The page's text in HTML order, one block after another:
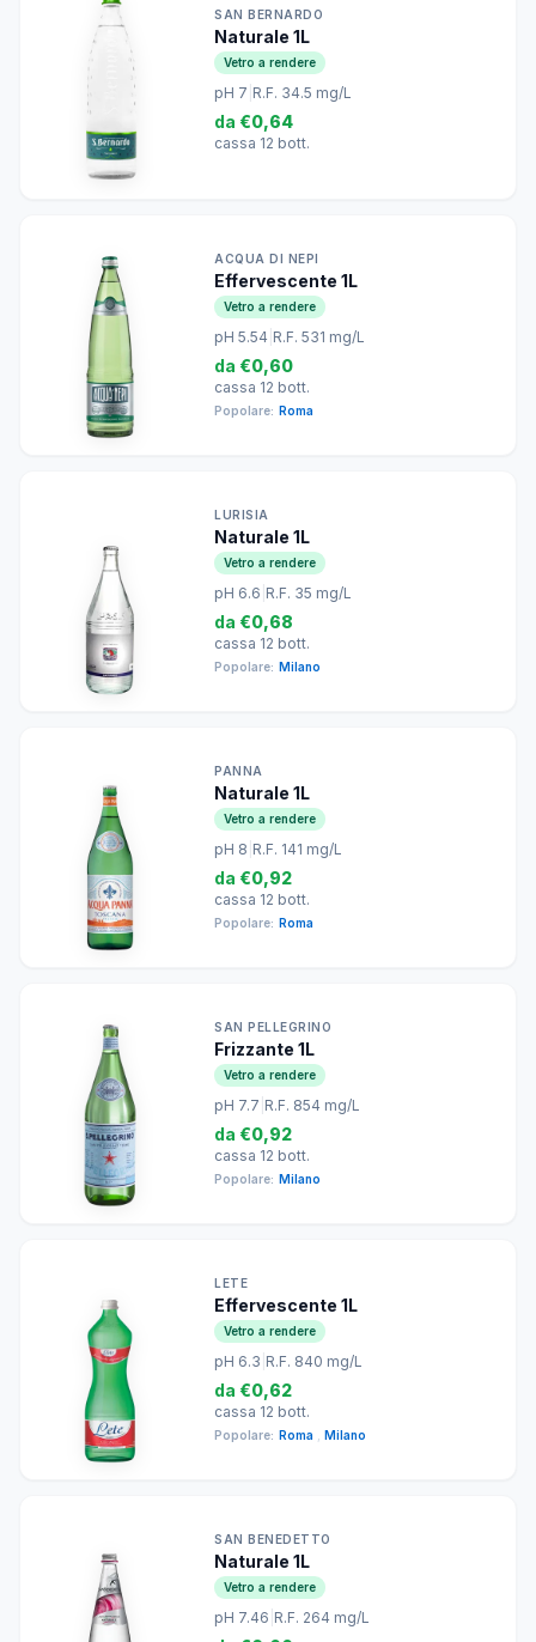
SAN BERNARDO
Naturale 1L
Vetro a rendere
pH 7 R.F. 34.5 mg/L
da €0,64
cassa 12 bott.
ACQUA DI NEPI
Effervescente 1L
Vetro a rendere
pH 5.54 R.F. 531 mg/L
da €0,60
cassa 12 bott.
Popolare: Roma
LURISIA
Naturale 1L
Vetro a rendere
pH 6.6 R.F. 35 mg/L
da €0,68
cassa 12 bott.
Popolare: Milano
PANNA
Naturale 1L
Vetro a rendere
pH 8 R.F. 141 mg/L
da €0,92
cassa 12 bott.
Popolare: Roma
SAN PELLEGRINO
Frizzante 1L
Vetro a rendere
pH 7.7 R.F. 854 mg/L
da €0,92
cassa 12 bott.
Popolare: Milano
LETE
Effervescente 1L
Vetro a rendere
pH 6.3 R.F. 840 mg/L
da €0,62
cassa 12 bott.
Popolare: Roma Milano
SAN BENEDETTO
Naturale 1L
Vetro a rendere
pH 7.46 R.F. 264 mg/L